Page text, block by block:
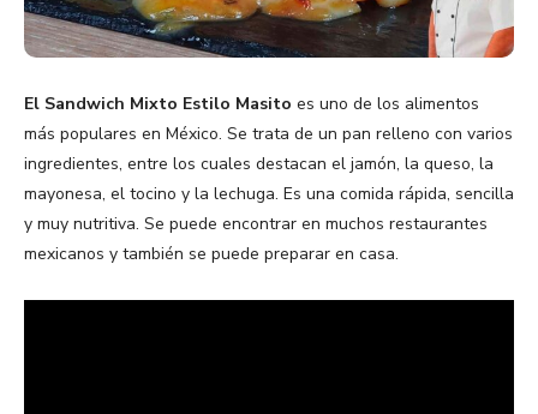
El Sandwich Mixto Estilo Masito es uno de los alimentos
más populares en México. Se trata de un pan relleno con varios
ingredientes, entre los cuales destacan el jamón, la queso, la
mayonesa, el tocino y la lechuga. Es una comida rápida, sencilla
y muy nutritiva. Se puede encontrar en muchos restaurantes
mexicanos y también se puede preparar en casa.